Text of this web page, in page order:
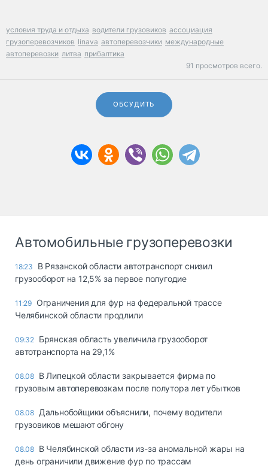
условия труда и отдыха водители грузовиков ассоциация
грузоперевозчиков linava автоперевозчики международные
автоперевозки литва прибалтика
91 просмотров всего.
ОБСУДИТЬ
Автомобильные грузоперевозки
18:23
В Рязанской области автотранспорт снизил
грузооборот на 12,5% за первое полугодие
11:29 Ограничения для фур на федеральной трассе
Челябинской области продлили
09:32 Брянская область увеличила грузооборот
автотранспорта на 29,1%
08.08 В Липецкой области закрывается фирма по
грузовым автоперевозкам после полутора лет убытков
08.08 Дальнобойщики объяснили, почему водители
грузовиков мешают обгону
08.08 В Челябинской области из-за аномальной жары на
день ограничили движение фур по трассам